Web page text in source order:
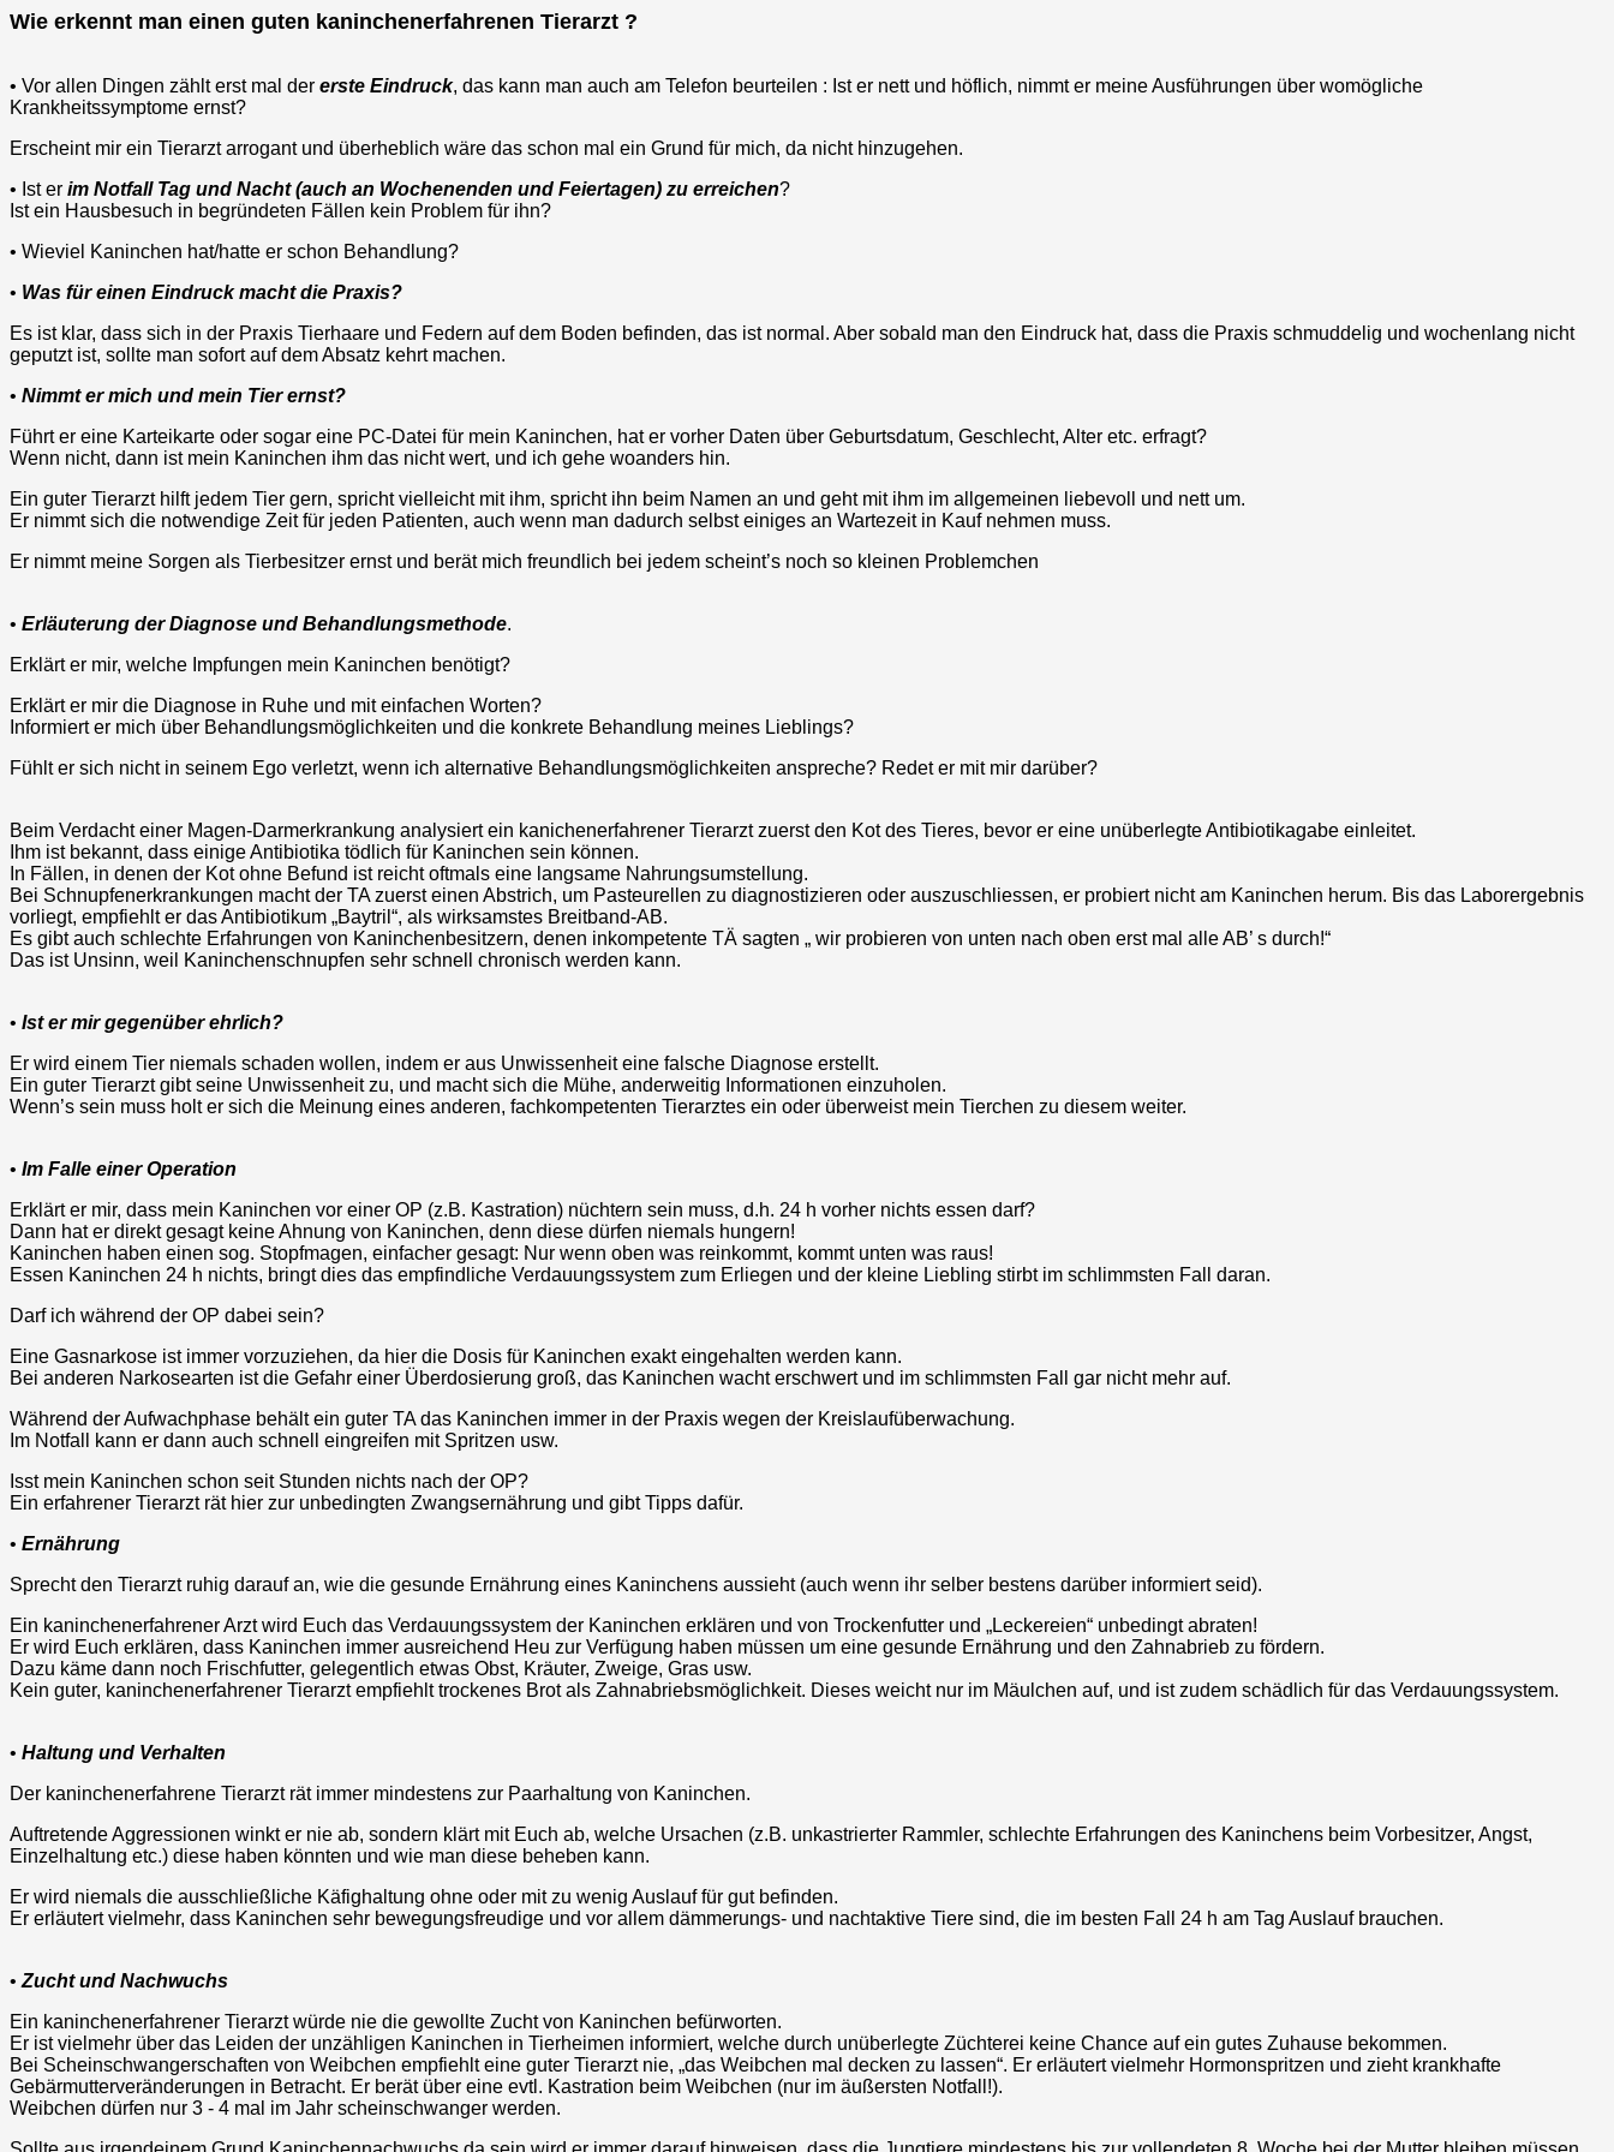
Wie erkennt man einen guten kaninchenerfahrenen Tierarzt ?
• Vor allen Dingen zählt erst mal der erste Eindruck, das kann man auch am Telefon beurteilen : Ist er nett und höflich, nimmt er meine Ausführungen über womögliche
Krankheitssymptome ernst?
Erscheint mir ein Tierarzt arrogant und überheblich wäre das schon mal ein Grund für mich, da nicht hinzugehen.
• Ist er im Notfall Tag und Nacht (auch an Wochenenden und Feiertagen) zu erreichen?
Ist ein Hausbesuch in begründeten Fällen kein Problem für ihn?
• Wieviel Kaninchen hat/hatte er schon Behandlung?
• Was für einen Eindruck macht die Praxis?
Es ist klar, dass sich in der Praxis Tierhaare und Federn auf dem Boden befinden, das ist normal. Aber sobald man den Eindruck hat, dass die Praxis schmuddelig und wochenlang nicht
geputzt ist, sollte man sofort auf dem Absatz kehrt machen.
• Nimmt er mich und mein Tier ernst?
Führt er eine Karteikarte oder sogar eine PC-Datei für mein Kaninchen, hat er vorher Daten über Geburtsdatum, Geschlecht, Alter etc. erfragt?
Wenn nicht, dann ist mein Kaninchen ihm das nicht wert, und ich gehe woanders hin.
Ein guter Tierarzt hilft jedem Tier gern, spricht vielleicht mit ihm, spricht ihn beim Namen an und geht mit ihm im allgemeinen liebevoll und nett um.
Er nimmt sich die notwendige Zeit für jeden Patienten, auch wenn man dadurch selbst einiges an Wartezeit in Kauf nehmen muss.
Er nimmt meine Sorgen als Tierbesitzer ernst und berät mich freundlich bei jedem scheint’s noch so kleinen Problemchen
• Erläuterung der Diagnose und Behandlungsmethode.
Erklärt er mir, welche Impfungen mein Kaninchen benötigt?
Erklärt er mir die Diagnose in Ruhe und mit einfachen Worten?
Informiert er mich über Behandlungsmöglichkeiten und die konkrete Behandlung meines Lieblings?
Fühlt er sich nicht in seinem Ego verletzt, wenn ich alternative Behandlungsmöglichkeiten anspreche? Redet er mit mir darüber?
Beim Verdacht einer Magen-Darmerkrankung analysiert ein kanichenerfahrener Tierarzt zuerst den Kot des Tieres, bevor er eine unüberlegte Antibiotikagabe einleitet.
Ihm ist bekannt, dass einige Antibiotika tödlich für Kaninchen sein können.
In Fällen, in denen der Kot ohne Befund ist reicht oftmals eine langsame Nahrungsumstellung.
Bei Schnupfenerkrankungen macht der TA zuerst einen Abstrich, um Pasteurellen zu diagnostizieren oder auszuschliessen, er probiert nicht am Kaninchen herum. Bis das Laborergebnis
vorliegt, empfiehlt er das Antibiotikum „Baytril“, als wirksamstes Breitband-AB.
Es gibt auch schlechte Erfahrungen von Kaninchenbesitzern, denen inkompetente TÄ sagten „ wir probieren von unten nach oben erst mal alle AB’ s durch!“
Das ist Unsinn, weil Kaninchenschnupfen sehr schnell chronisch werden kann.
• Ist er mir gegenüber ehrlich?
Er wird einem Tier niemals schaden wollen, indem er aus Unwissenheit eine falsche Diagnose erstellt.
Ein guter Tierarzt gibt seine Unwissenheit zu, und macht sich die Mühe, anderweitig Informationen einzuholen.
Wenn’s sein muss holt er sich die Meinung eines anderen, fachkompetenten Tierarztes ein oder überweist mein Tierchen zu diesem weiter.
• Im Falle einer Operation
Erklärt er mir, dass mein Kaninchen vor einer OP (z.B. Kastration) nüchtern sein muss, d.h. 24 h vorher nichts essen darf?
Dann hat er direkt gesagt keine Ahnung von Kaninchen, denn diese dürfen niemals hungern!
Kaninchen haben einen sog. Stopfmagen, einfacher gesagt: Nur wenn oben was reinkommt, kommt unten was raus!
Essen Kaninchen 24 h nichts, bringt dies das empfindliche Verdauungssystem zum Erliegen und der kleine Liebling stirbt im schlimmsten Fall daran.
Darf ich während der OP dabei sein?
Eine Gasnarkose ist immer vorzuziehen, da hier die Dosis für Kaninchen exakt eingehalten werden kann.
Bei anderen Narkosearten ist die Gefahr einer Überdosierung groß, das Kaninchen wacht erschwert und im schlimmsten Fall gar nicht mehr auf.
Während der Aufwachphase behält ein guter TA das Kaninchen immer in der Praxis wegen der Kreislaufüberwachung.
Im Notfall kann er dann auch schnell eingreifen mit Spritzen usw.
Isst mein Kaninchen schon seit Stunden nichts nach der OP?
Ein erfahrener Tierarzt rät hier zur unbedingten Zwangsernährung und gibt Tipps dafür.
• Ernährung
Sprecht den Tierarzt ruhig darauf an, wie die gesunde Ernährung eines Kaninchens aussieht (auch wenn ihr selber bestens darüber informiert seid).
Ein kaninchenerfahrener Arzt wird Euch das Verdauungssystem der Kaninchen erklären und von Trockenfutter und „Leckereien“ unbedingt abraten!
Er wird Euch erklären, dass Kaninchen immer ausreichend Heu zur Verfügung haben müssen um eine gesunde Ernährung und den Zahnabrieb zu fördern.
Dazu käme dann noch Frischfutter, gelegentlich etwas Obst, Kräuter, Zweige, Gras usw.
Kein guter, kaninchenerfahrener Tierarzt empfiehlt trockenes Brot als Zahnabriebsmöglichkeit. Dieses weicht nur im Mäulchen auf, und ist zudem schädlich für das Verdauungssystem.
• Haltung und Verhalten
Der kaninchenerfahrene Tierarzt rät immer mindestens zur Paarhaltung von Kaninchen.
Auftretende Aggressionen winkt er nie ab, sondern klärt mit Euch ab, welche Ursachen (z.B. unkastrierter Rammler, schlechte Erfahrungen des Kaninchens beim Vorbesitzer, Angst,
Einzelhaltung etc.) diese haben könnten und wie man diese beheben kann.
Er wird niemals die ausschließliche Käfighaltung ohne oder mit zu wenig Auslauf für gut befinden.
Er erläutert vielmehr, dass Kaninchen sehr bewegungsfreudige und vor allem dämmerungs- und nachtaktive Tiere sind, die im besten Fall 24 h am Tag Auslauf brauchen.
• Zucht und Nachwuchs
Ein kaninchenerfahrener Tierarzt würde nie die gewollte Zucht von Kaninchen befürworten.
Er ist vielmehr über das Leiden der unzähligen Kaninchen in Tierheimen informiert, welche durch unüberlegte Züchterei keine Chance auf ein gutes Zuhause bekommen.
Bei Scheinschwangerschaften von Weibchen empfiehlt eine guter Tierarzt nie, „das Weibchen mal decken zu lassen“. Er erläutert vielmehr Hormonspritzen und zieht krankhafte
Gebärmutterveränderungen in Betracht. Er berät über eine evtl. Kastration beim Weibchen (nur im äußersten Notfall!).
Weibchen dürfen nur 3 - 4 mal im Jahr scheinschwanger werden.